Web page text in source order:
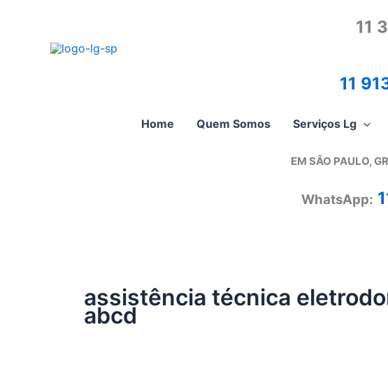
11
11
Home Quem Somos Serviços Lg
EM SÃO PAULO,
WhatsApp:
assistência técnica
abcd